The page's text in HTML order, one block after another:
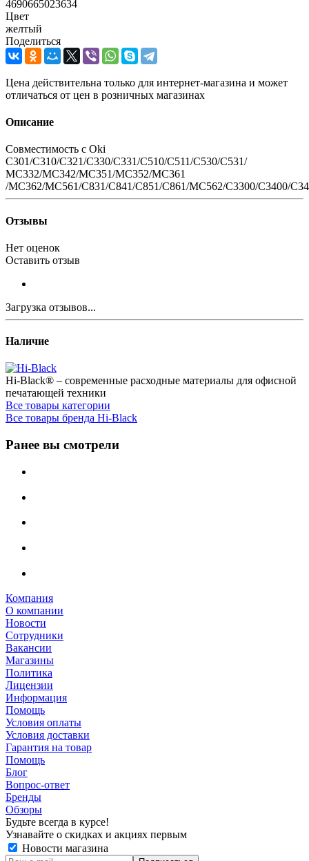
4690665023634
Цвет
желтый
Поделиться
Цена действительна только для интернет-магазина и может
отличаться от цен в розничных магазинах
Описание
Совместимость с Oki
C301/C310/C321/C330/C331/C510/C511/C530/C531/
MC332/MC342/MC351/MC352/MC361
/MC362/MC561/C831/C841/C851/C861/MC562/C3300/C3400/
Отзывы
Нет оценок
Оставить отзыв
Загрузка отзывов...
Наличие
Hi-Black® – современные расходные материалы для офисной
печатающей техники
Все товары категории
Все товары бренда Hi-Black
Ранее вы смотрели
Компания
О компании
Новости
Сотрудники
Вакансии
Магазины
Политика
Лицензии
Информация
Помощь
Условия оплаты
Условия доставки
Гарантия на товар
Помощь
Блог
Вопрос-ответ
Бренды
Обзоры
Будьте всегда в курсе!
Узнавайте о скидках и акциях первым
Новости магазина